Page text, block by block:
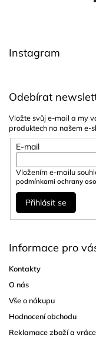
Instagram
Odebírat
Vložte svůj e-mail a my
produktech na našem e-
E-mail
Vložením e-mailu
podmínkami ochrany
Přihlásit se
Informace pro
Kontakty
O nás
Vše o nákupu
Hodnocení obchodu
Reklamace zboží a